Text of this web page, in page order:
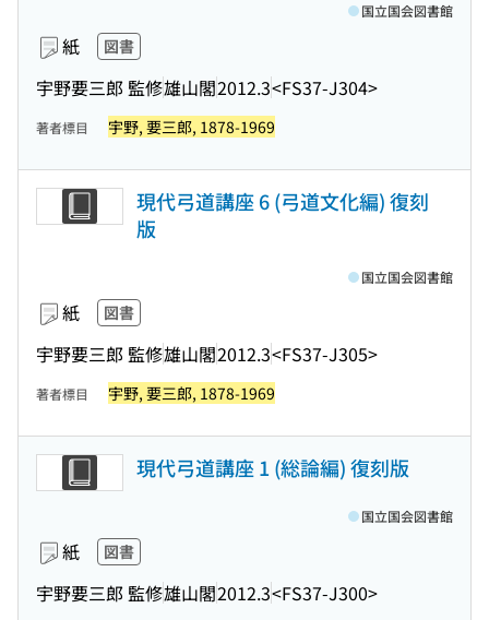
紙 図書
宇野要三郎 監修雄山閣2012.3<FS37-J304>
国立国会図書館
著者標目 宇野, 要三郎, 1878-1969
現代弓道講座 6 (弓道文化編) 復刻
版
紙 図書
宇野要三郎 監修雄山閣2012.3<FS37-J305>
国立国会図書館
著者標目 宇野, 要三郎, 1878-1969
現代弓道講座 1 (総論編) 復刻版
紙 図書
宇野要三郎 監修雄山閣2012.3<FS37-J300>
国立国会図書館